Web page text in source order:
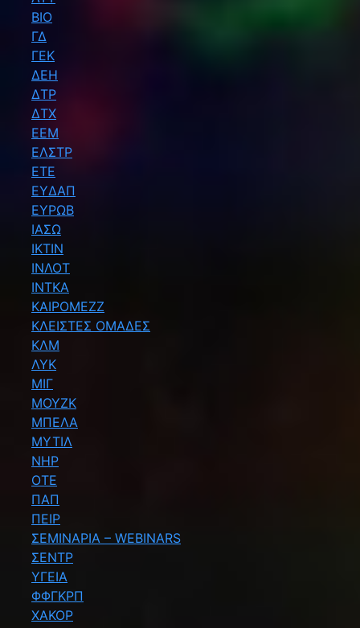
ΒΙΟ
ΓΔ
ΓΕΚ
ΔΕΗ
ΔΤΡ
ΔΤΧ
ΕΕΜ
ΕΛΣΤΡ
ΕΤΕ
ΕΥΔΑΠ
ΕΥΡΩΒ
ΙΑΣΩ
ΙΚΤΙΝ
ΙΝΛΟΤ
ΙΝΤΚΑ
ΚΑΙΡΟΜΕΖΖ
ΚΛΕΙΣΤΕΣ ΟΜΑΔΕΣ
ΚΛΜ
ΛΥΚ
ΜΙΓ
ΜΟΥΖΚ
ΜΠΕΛΑ
ΜΥΤΙΛ
ΝΗΡ
ΟΤΕ
ΠΑΠ
ΠΕΙΡ
ΣΕΜΙΝΑΡΙΑ – WEBINARS
ΣΕΝΤΡ
ΥΓΕΙΑ
ΦΦΓΚΡΠ
ΧΑΚΟΡ